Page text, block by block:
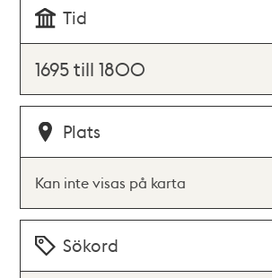
Tid
1695 till 1800
Plats
Kan inte visas på karta
Sökord